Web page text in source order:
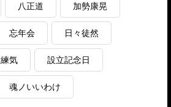
八正道 加勢康晃
忘年会 日々徒然
練気 設立記念日
魂ノいいわけ